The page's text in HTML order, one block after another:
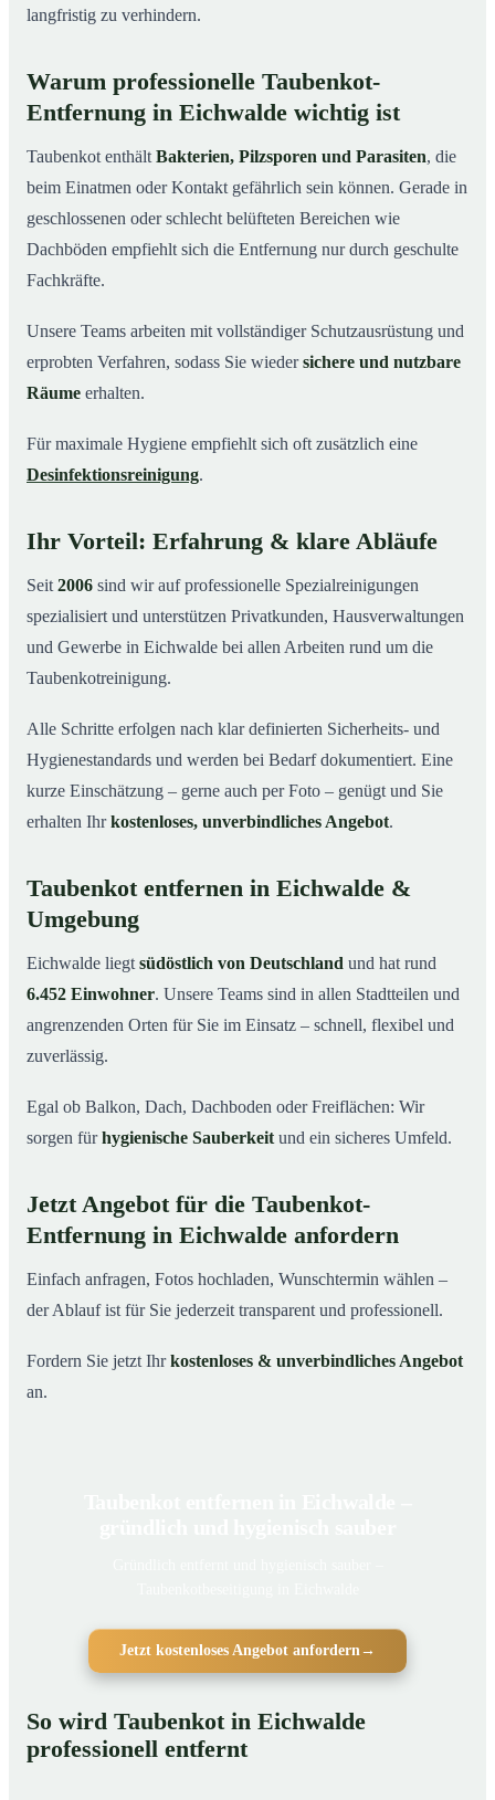
langfristig zu verhindern.
Warum professionelle Taubenkot-
Entfernung in Eichwalde wichtig ist
Taubenkot enthält Bakterien, Pilzsporen und Parasiten, die
beim Einatmen oder Kontakt gefährlich sein können. Gerade in
geschlossenen oder schlecht belüfteten Bereichen wie
Dachböden empfiehlt sich die Entfernung nur durch geschulte
Fachkräfte.
Unsere Teams arbeiten mit vollständiger Schutzausrüstung und
erprobten Verfahren, sodass Sie wiedersichere und nutzbare
Räume erhalten.
Für maximale Hygiene empfiehlt sich oft zusätzlich eine
Desinfektionsreinigung.
Ihr Vorteil: Erfahrung & klare Abläufe
Seit 2006 sind wir auf professionelle Spezialreinigungen
spezialisiert und unterstützen Privatkunden, Hausverwaltungen
und Gewerbe in Eichwalde bei allen Arbeiten rund um die
Taubenkotreinigung.
Alle Schritte erfolgen nach klar definierten Sicherheits- und
Hygienestandards und werden bei Bedarf dokumentiert. Eine
kurze Einschätzung – gerne auch per Foto – genügt und Sie
erhalten Ihrkostenloses, unverbindliches Angebot.
Taubenkot entfernen in Eichwalde &
Umgebung
Eichwalde liegt südöstlich von Deutschland und hat rund
6.452 Einwohner. Unsere Teams sind in allen Stadtteilen und
angrenzenden Orten für Sie im Einsatz – schnell, flexibel und
zuverlässig.
Egal ob Balkon, Dach, Dachboden oder Freiflächen: Wir
sorgen fürhygienische Sauberkeit und ein sicheres Umfeld.
Jetzt Angebot für die Taubenkot-
Entfernung in Eichwalde anfordern
Einfach anfragen, Fotos hochladen, Wunschtermin wählen –
der Ablauf ist für Sie jederzeit transparent und professionell.
Fordern Sie jetzt Ihrkostenloses & unverbindliches Angebot
an.
Jetzt kostenloses Angebot anfordern→
So wird Taubenkot in Eichwalde
professionell entfernt